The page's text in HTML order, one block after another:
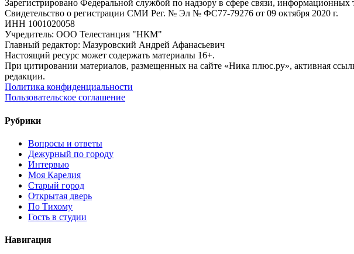
Зарегистрировано Федеральной службой по надзору в сфере связи,
Свидетельство о регистрации СМИ Рег. № Эл № ФС77-79276 от 09 октября 2020 г.
ИНН 1001020058
Учредитель: ООО Телестанция "НКМ"
Главный редактор: Мазуровский Андрей Афанасьевич
Настоящий ресурс может содержать материалы 16+.
При цитировании материалов, размещенных на сайте «Ника плюс.ру», активная
редакции.
Политика конфиденциальности
Пользовательское соглашение
Рубрики
Вопросы и ответы
Дежурный по городу
Интервью
Моя Карелия
Старый город
Открытая дверь
По Тихому
Гость в студии
Навигация